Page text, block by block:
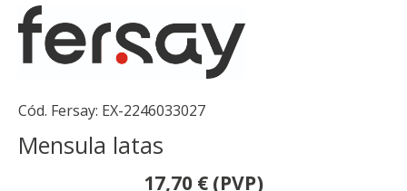
Cód. Fersay: EX-2246033027
Mensula latas
17,70 € (PVP)